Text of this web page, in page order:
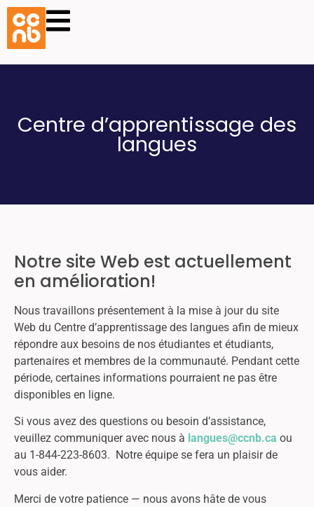
Centre d’apprentissage des
langues
Notre site Web est actuellement
en amélioration!
Nous travaillons présentement à la mise à jour du site
Web du Centre d’apprentissage des langues afin de mieux
répondre aux besoins de nos étudiantes et étudiants,
partenaires et membres de la communauté. Pendant cette
période, certaines informations pourraient ne pas être
disponibles en ligne.
Si vous avez des questions ou besoin d’assistance,
veuillez communiquer avec nous à langues@ccnb.ca ou
au 1-844-223-8603. Notre équipe se fera un plaisir de
vous aider.
Merci de votre patience — nous avons hâte de vous